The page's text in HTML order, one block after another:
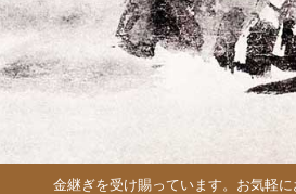
金継ぎを受け賜っています。お気軽に